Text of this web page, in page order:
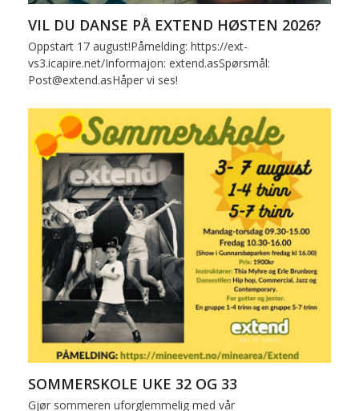
VIL DU DANSE PÅ EXTEND HØSTEN 2026?
Oppstart 17 august!Påmelding: https://ext-
vs3.icapire.net/Informajon: extend.asSpørsmål:
Post@extend.asHåper vi ses!
SOMMERSKOLE UKE 32 OG 33
Gjør sommeren uforglemmelig med vår